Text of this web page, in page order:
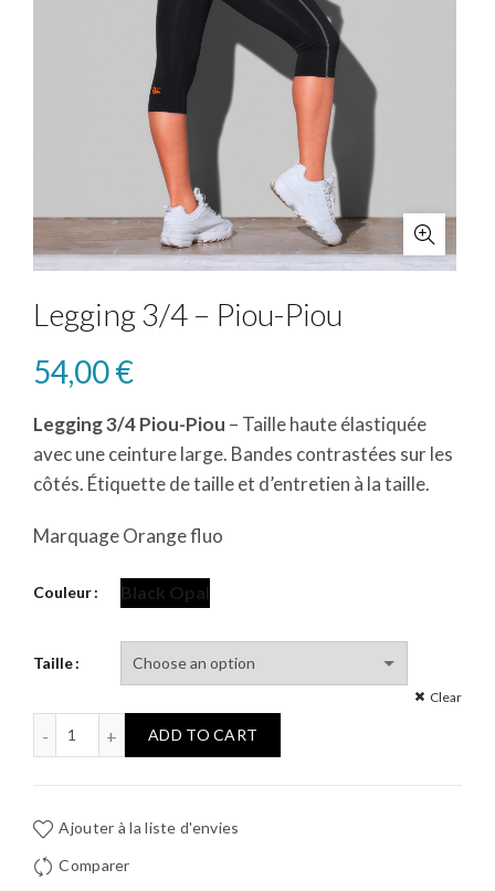
Legging 3/4 – Piou-Piou
54,00€
Legging 3/4 Piou-Piou – Taille haute élastiquée
avec une ceinture large. Bandes contrastées sur les
côtés. Étiquette de taille et d’entretien à la taille.
Marquage Orange fluo
Couleur Black Opal
Taille
Clear
ADD TO CART
Ajouter à la liste d'envies
Comparer